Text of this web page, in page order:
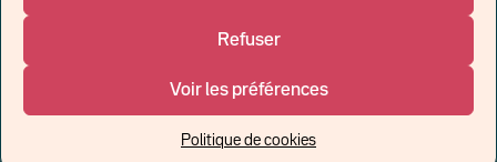
Refuser
Voir les préférences
Politique de cookies
Un affilié de :